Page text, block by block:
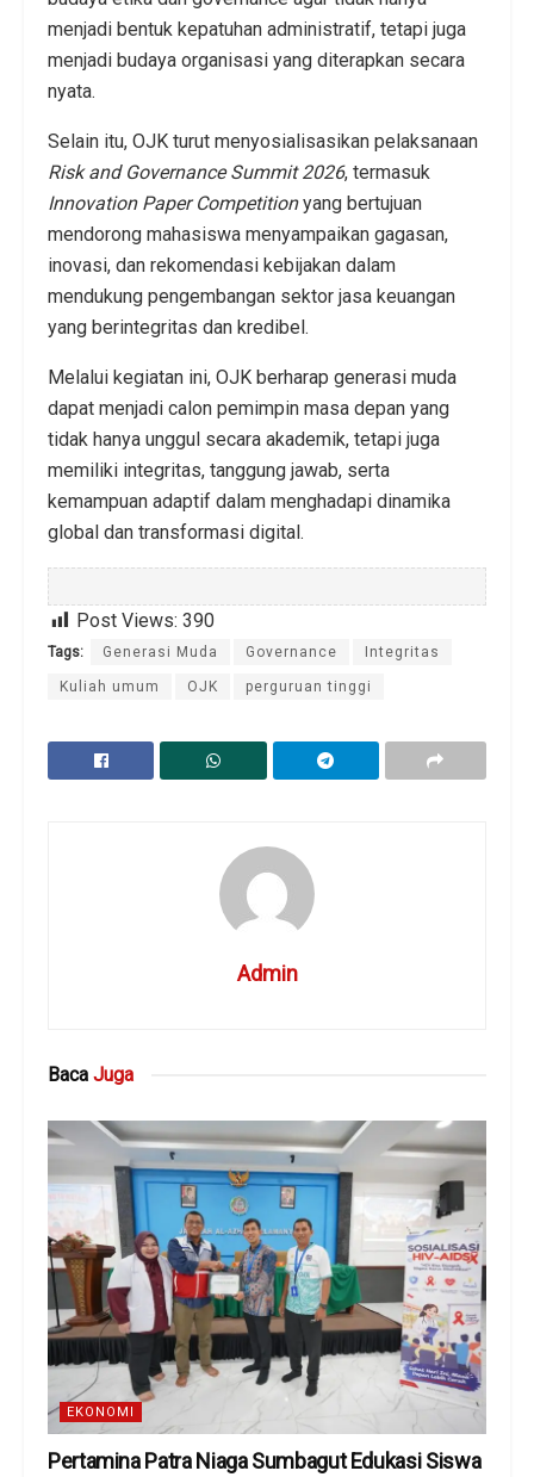
menjadi bentuk kepatuhan administratif, tetapi juga
menjadi budaya organisasi yang diterapkan secara
nyata.
Selain itu, OJK turut menyosialisasikan pelaksanaan
Risk and Governance Summit 2026, termasuk
Innovation Paper Competitionyang bertujuan
mendorong mahasiswa menyampaikan gagasan,
inovasi, dan rekomendasi kebijakan dalam
mendukung pengembangan sektor jasa keuangan
yang berintegritas dan kredibel.
Melalui kegiatan ini, OJK berharap generasi muda
dapat menjadi calon pemimpin masa depan yang
tidak hanya unggul secara akademik, tetapi juga
memiliki integritas, tanggung jawab, serta
kemampuan adaptif dalam menghadapi dinamika
global dan transformasi digital.
Post Views: 390
Tags: Generasi Muda Governance Integritas
Kuliah umum OJK perguruan tinggi
Admin
Baca Juga
EKONOMI
Pertamina Patra Niaga Sumbagut Edukasi Siswa